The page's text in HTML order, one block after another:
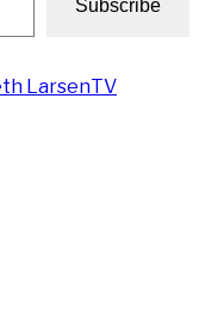
Subscribe
LarsenTV